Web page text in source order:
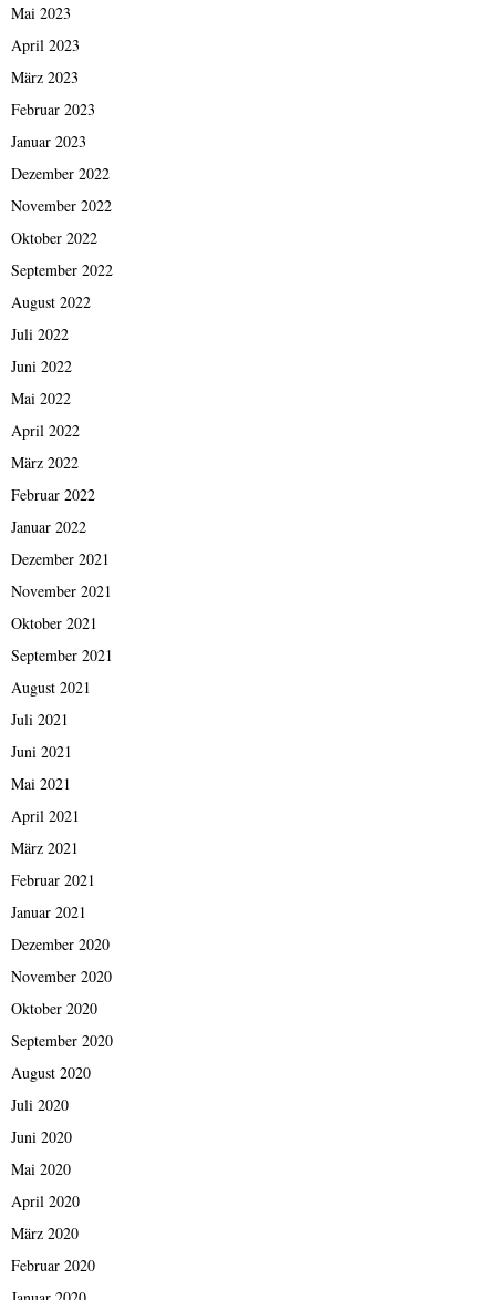
Mai 2023
April 2023
März 2023
Februar 2023
Januar 2023
Dezember 2022
November 2022
Oktober 2022
September 2022
August 2022
Juli 2022
Juni 2022
Mai 2022
April 2022
März 2022
Februar 2022
Januar 2022
Dezember 2021
November 2021
Oktober 2021
September 2021
August 2021
Juli 2021
Juni 2021
Mai 2021
April 2021
März 2021
Februar 2021
Januar 2021
Dezember 2020
November 2020
Oktober 2020
September 2020
August 2020
Juli 2020
Juni 2020
Mai 2020
April 2020
März 2020
Februar 2020